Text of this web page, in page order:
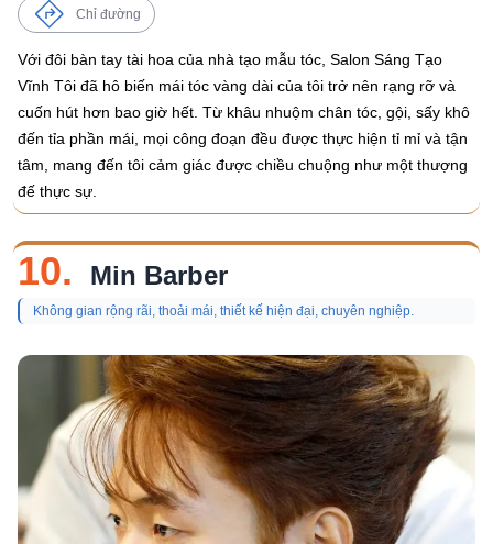
Chỉ đường
Với đôi bàn tay tài hoa của nhà tạo mẫu tóc, Salon Sáng Tạo
Vĩnh Tôi đã hô biến mái tóc vàng dài của tôi trở nên rạng rỡ và
cuốn hút hơn bao giờ hết. Từ khâu nhuộm chân tóc, gội, sấy khô
đến tỉa phần mái, mọi công đoạn đều được thực hiện tỉ mỉ và tận
tâm, mang đến tôi cảm giác được chiều chuộng như một thượng
đế thực sự.
10. Min Barber
Không gian rộng rãi, thoải mái, thiết kế hiện đại, chuyên nghiệp.